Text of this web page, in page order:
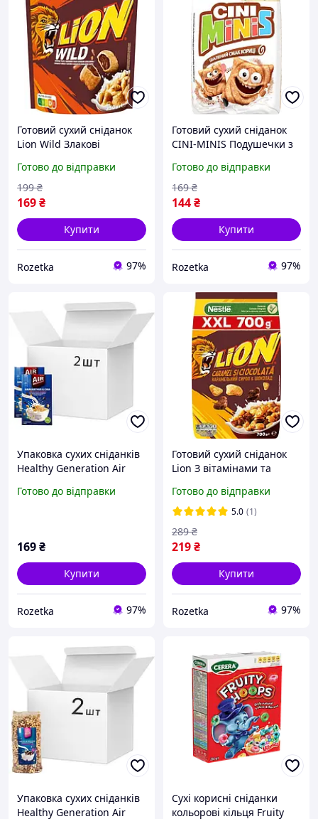
Готовий сухий сніданок
Lion Wild Злакові
вітамінами та залізом 350
г (5900020032195)
Готово до відправки
169₴
199 ₴
Купити
Rozetka 97%
Готовий сухий сніданок
CINI-MINIS Подушечки з
(5900020041760)
Готово до відправки
144₴
169 ₴
Купити
Rozetka 97%
Упаковка сухих сніданків
Healthy Generation Air
з повітряного амаранту з
Готово до відправки
169₴
Купити
Rozetka 97%
Готовий сухий сніданок
Lion З вітамінами та
речовинами 700 г
(5900020042149)
Готово до відправки
5.0 (1)
219₴
289 ₴
Купити
Rozetka 97%
Упаковка сухих сніданків
Healthy Generation Air
Сухі корисні сніданки
кольорові кільця Fruity